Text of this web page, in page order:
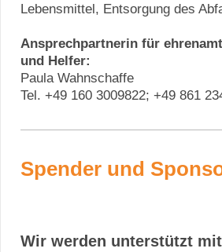
Lebensmittel, Entsorgung des
Ansprechpartnerin für
und Helfer:
Paula Wahnschaffe
Tel. +49 160 3009822; +49 861
Spender und
Wir werden unterstützt mit